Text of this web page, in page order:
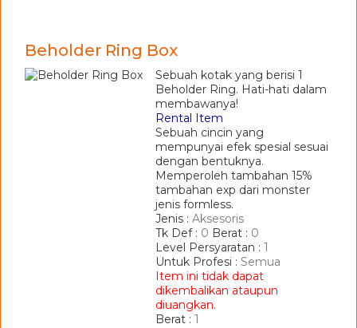
Beholder Ring Box
Sebuah kotak yang berisi 1
Beholder Ring. Hati-hati dalam
membawanya!
Rental Item
Sebuah cincin yang
mempunyai efek spesial sesuai
dengan bentuknya.
Memperoleh tambahan 15%
tambahan exp dari monster
jenis formless.
Jenis : Aksesoris
Tk Def : 0 Berat : 0
Level Persyaratan : 1
Untuk Profesi : Semua
Item ini tidak dapat
dikembalikan ataupun
diuangkan.
Berat : 1